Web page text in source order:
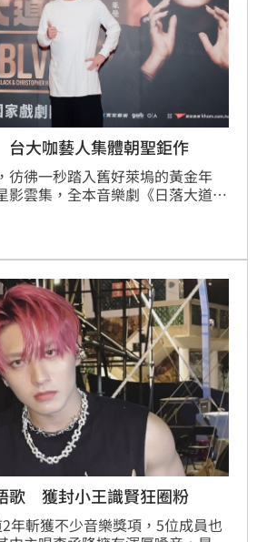
大咖藝人集體朝聖鉅作
彷彿一秒踏入舊好萊塢的黃金年
影雲集，全本音樂劇《日落大道》
題。現場吸引多位藝文名人與觀
余，情感系金嗓戴愛玲，以及新生
少年成員莑茗與秉毓、夏浦洋、資
歌 獲封小王識賢狂圈粉
年斬獲不少音樂獎項，5位成員也